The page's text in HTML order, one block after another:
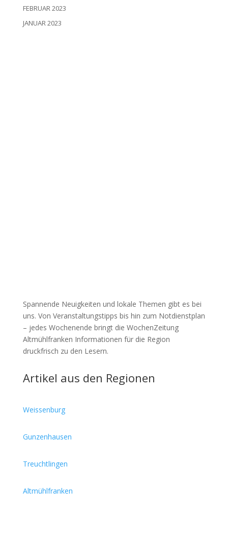
FEBRUAR 2023
JANUAR 2023
Spannende Neuigkeiten und lokale Themen gibt es bei
uns. Von Veranstaltungstipps bis hin zum Notdienstplan
– jedes Wochenende bringt die WochenZeitung
Altmühlfranken Informationen für die Region
druckfrisch zu den Lesern.
Artikel aus den Regionen
Weissenburg
Gunzenhausen
Treuchtlingen
Altmühlfranken